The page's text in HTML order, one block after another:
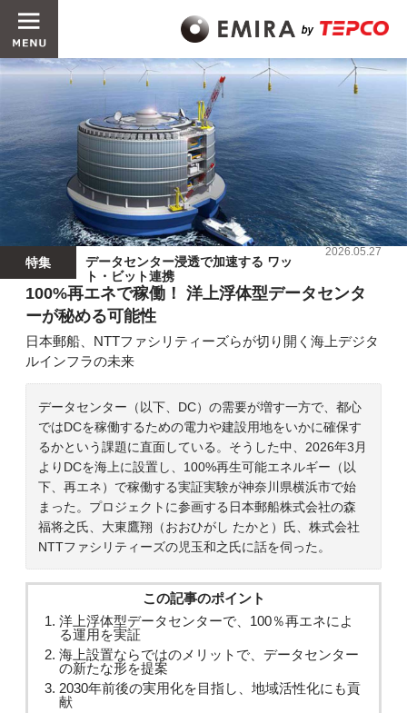
特集
データセンター浸透で加速する ワッ
ト・ビット連携
2026.05.27
100%再エネで稼働！ 洋上浮体型データセンタ
ーが秘める可能性
日本郵船、NTTファシリティーズらが切り開く海上デジタ
ルインフラの未来
データセンター（以下、DC）の需要が増す一方で、都心
ではDCを稼働するための電力や建設用地をいかに確保す
るかという課題に直面している。そうした中、2026年3月
よりDCを海上に設置し、100%再生可能エネルギー（以
下、再エネ）で稼働する実証実験が神奈川県横浜市で始
まった。プロジェクトに参画する日本郵船株式会社の森
福将之氏、大東鷹翔（おおひがし たかと）氏、株式会社
NTTファシリティーズの児玉和之氏に話を伺った。
この記事のポイント
洋上浮体型データセンターで、100％再エネによ
る運用を実証
海上設置ならではのメリットで、データセンター
の新たな形を提案
2030年前後の実用化を目指し、地域活性化にも貢
献